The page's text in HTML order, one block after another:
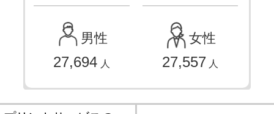
男性
27,694 人
女性
27,557 人